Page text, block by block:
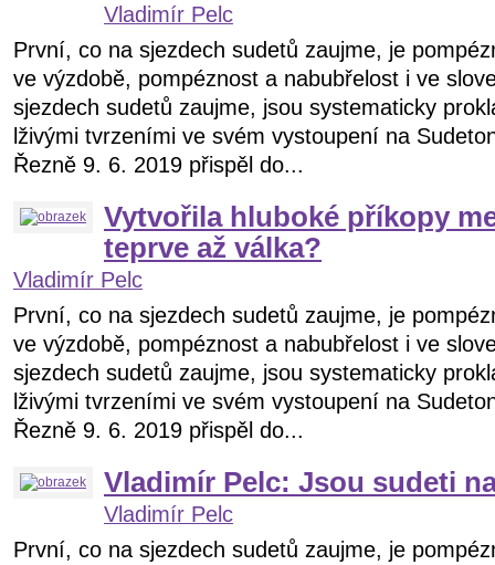
Vladimír Pelc
První, co na sjezdech sudetů zaujme, je
ve výzdobě, pompéznost a nabubřelost i ve
sjezdech sudetů zaujme, jsou systematicky
lživými tvrzeními ve svém vystoupení na
Řezně 9. 6. 2019 přispěl do...
Vytvořila hluboké příkopy
teprve až válka?
Vladimír Pelc
První, co na sjezdech sudetů zaujme, je
ve výzdobě, pompéznost a nabubřelost i ve
sjezdech sudetů zaujme, jsou systematicky
lživými tvrzeními ve svém vystoupení na
Řezně 9. 6. 2019 přispěl do...
Vladimír Pelc: Jsou sudeti
Vladimír Pelc
První, co na sjezdech sudetů zaujme, je